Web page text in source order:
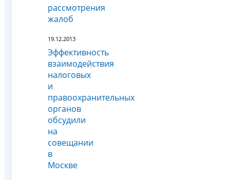
рассмотрения
жалоб
19.12.2013
Эффективность
взаимодействия
налоговых
и
правоохранительных
органов
обсудили
на
совещании
в
Москве